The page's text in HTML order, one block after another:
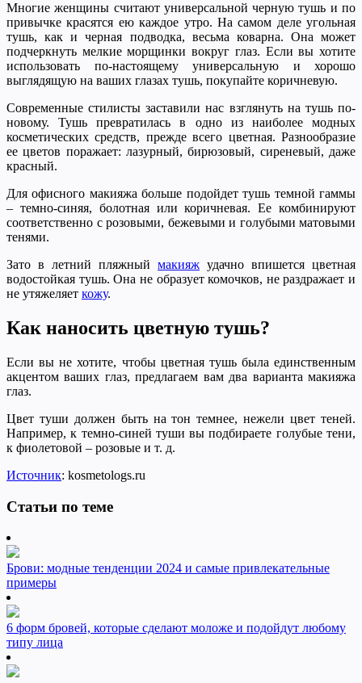
Многие женщины считают универсальной черную тушь и по
привычке красятся ею каждое утро. На самом деле угольная
тушь, как и черная подводка, весьма коварна. Она может
подчеркнуть мелкие морщинки вокруг глаз. Если вы хотите
использовать по-настоящему универсальную и хорошо
выглядящую на ваших глазах тушь, покупайте коричневую.
Современные стилисты заставили нас взглянуть на тушь по-
новому. Тушь превратилась в одно из наиболее модных
косметических средств, прежде всего цветная. Разнообразие
ее цветов поражает: лазурный, бирюзовый, сиреневый, даже
красный.
Для офисного макияжа больше подойдет тушь темной гаммы
– темно-синяя, болотная или коричневая. Ее комбинируют
соответственно с розовыми, бежевыми и голубыми матовыми
тенями.
Зато в летний пляжный макияж удачно впишется цветная
водостойкая тушь. Она не образует комочков, не раздражает и
не утяжеляет кожу.
Как наносить цветную тушь?
Если вы не хотите, чтобы цветная тушь была единственным
акцентом ваших глаз, предлагаем вам два варианта макияжа
глаз.
Цвет туши должен быть на тон темнее, нежели цвет теней.
Например, к темно-синей туши вы подбираете голубые тени,
к фиолетовой – розовые и т. д.
Источник: kosmetologs.ru
Статьи по теме
Брови: модные тенденции 2024 и самые привлекательные
примеры
6 форм бровей, которые сделают моложе и подойдут любому
типу лица